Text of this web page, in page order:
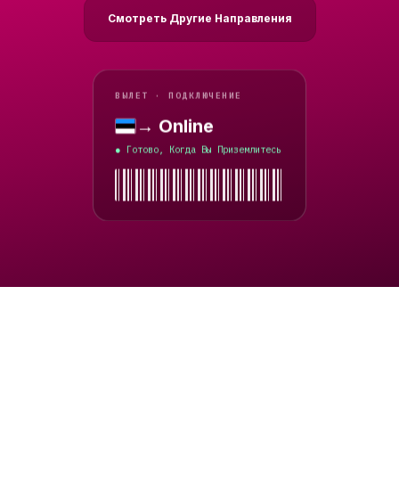
Смотреть Другие Направления
ВЫЛЕТ · ПОДКЛЮЧЕНИЕ
Эстония
→ Online
● Готово, Когда Вы Приземлитесь